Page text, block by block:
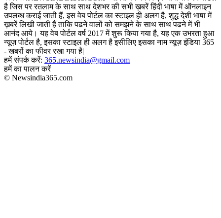
है जिस पर रतलाम के साथ साथ देशभर की सभी ख़बरें हिंदी भाषा में ऑनलाइन
उपलब्ध कराई जाती हैं, इस वेब पोर्टल का स्टाइल ही अलग है, शुद्ध देशी भाषा में
ख़बरें लिखी जाती हैं ताकि पढने वालों को समझने के साथ साथ पढने में भी
आनंद आये। यह वेब पोर्टल वर्ष 2017 में शुरू किया गया है, यह एक उभरता हुआ
न्यूज़ पोर्टल है, इसका स्टाइल ही अलग है इसीलिए इसका नाम न्यूज़ इंडिया 365
- खबरों का फीवर रखा गया है|
हमें संपर्क करें: 365.newsindia@gmail.com
हमें का पालन करें
© Newsindia365.com